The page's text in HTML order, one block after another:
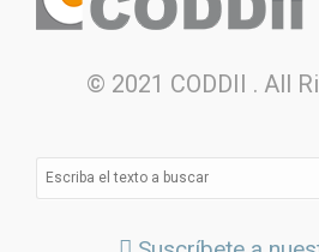
© 2021 CODDII . All